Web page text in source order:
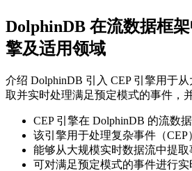
DolphinDB 在流数据框架
擎及适用领域
介绍 DolphinDB 引入 CEP 引擎用于
取并实时处理满足预定模式的事件，
CEP 引擎在 DolphinDB 的流数
该引擎用于处理复杂事件（CEP
能够从大规模实时数据流中提取
可对满足预定模式的事件进行实